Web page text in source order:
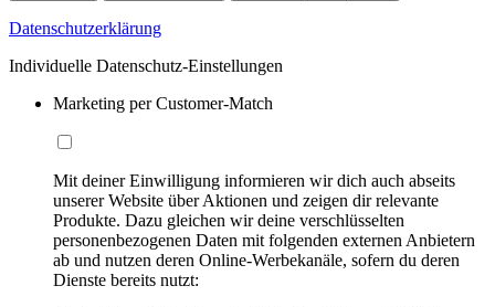
Datenschutzerklärung
Individuelle Datenschutz-Einstellungen
Marketing per Customer-Match
Mit deiner Einwilligung informieren wir dich auch abseits
unserer Website über Aktionen und zeigen dir relevante
Produkte. Dazu gleichen wir deine verschlüsselten
personenbezogenen Daten mit folgenden externen Anbietern
ab und nutzen deren Online-Werbekanäle, sofern du deren
Dienste bereits nutzt: